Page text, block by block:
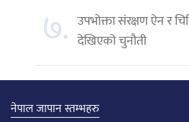
७. उपभोक्ता संरक्षण ऐन र
देखिएको चुनौती
नेपाल जापान स्तम्भहरु